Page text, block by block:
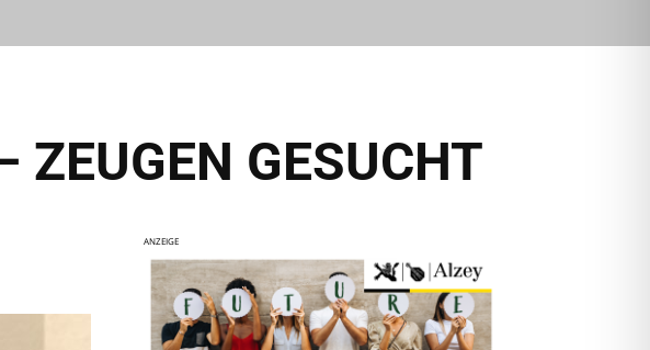
ZEUGEN GESUCHT
ANZEIGE